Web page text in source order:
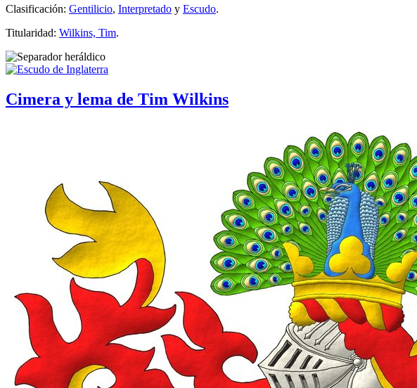
Clasificación: Gentilicio, Interpretado y Escudo.
Titularidad: Wilkins, Tim.
Cimera y lema de Tim Wilkins